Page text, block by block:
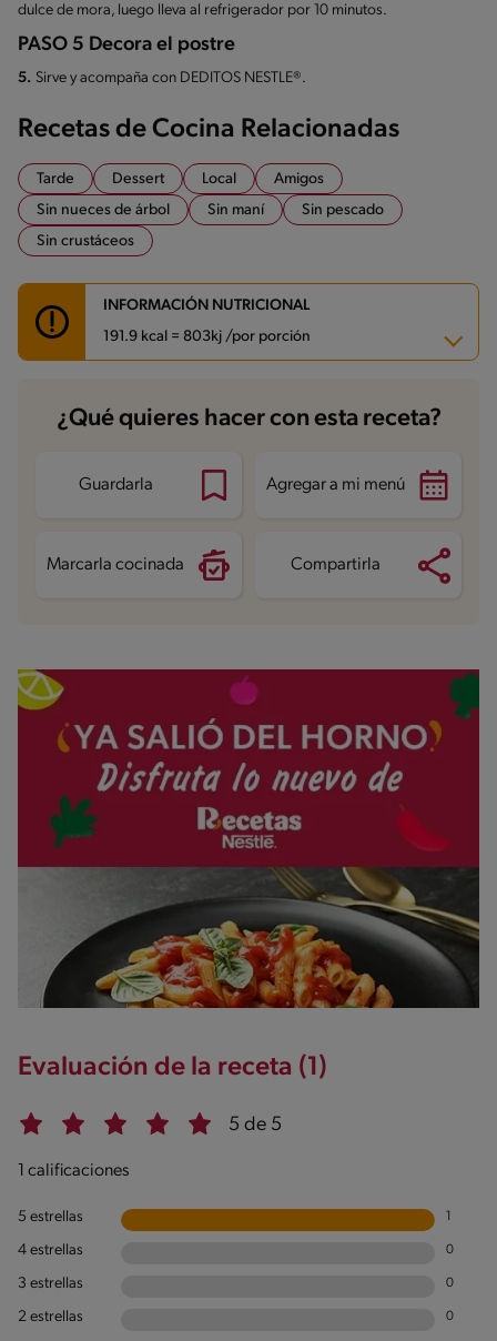
dulce de mora, luego lleva al refrigerador por 10 minutos.
PASO 5 Decora el postre
5. Sirve y acompaña con DEDITOS NESTLE®.
Recetas de Cocina Relacionadas
Tarde Dessert Local
Amigos
Sin nueces de árbol
Sin maní
Sin pescado
Sin crustáceos
INFORMACIÓN NUTRICIONAL
191.9 kcal = 803kj /por porción
Carbohidratos 22.5 g
Energía 191.9 kcal
Proteína
Grasas saturadas 5.4 g
¿Qué quieres hacer con esta receta?
Guardarla Agregar a mi menú
Marcarla cocinada Compartirla
Evaluación de la receta (1)
5 de 5
1 calificaciones
5 estrellas
4 estrellas 0
3 estrellas 0
2 estrellas 0